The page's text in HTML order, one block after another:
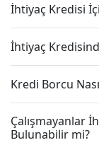
İhtiyaç Kredisi
İhtiyaç
Kredi Borcu
Çalışmayanlar
Bulunabilir mi?